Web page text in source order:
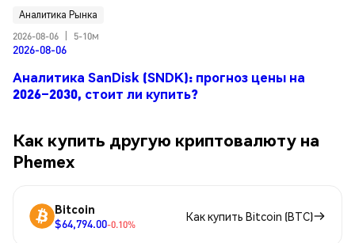
Аналитика Рынка
2026-08-06
5-10м
2026-08-06
Аналитика SanDisk (SNDK): прогноз цены на
2026–2030, стоит ли купить?
Как купить другую криптовалюту на
Phemex
Bitcoin
$64,794.00-0.10%
Как купить Bitcoin (BTC)